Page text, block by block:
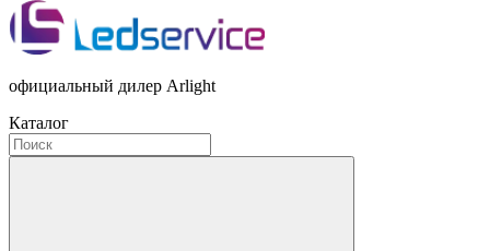
официальный дилер Arlight
Каталог